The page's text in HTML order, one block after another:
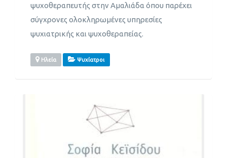
ψυχοθεραπευτής στην Αμαλιάδα όπου παρέχει
σύγχρονες ολοκληρωμένες υπηρεσίες
ψυχιατρικής και ψυχοθεραπείας.
Ηλεία Ψυχίατροι